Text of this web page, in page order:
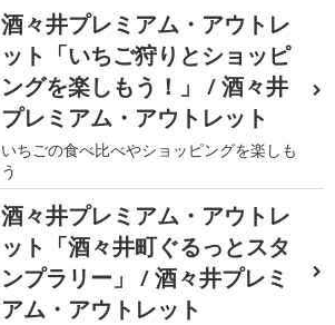
酒々井プレミアム・アウトレ
ット「いちご狩りとショッピ
ングを楽しもう！」 / 酒々井
プレミアム・アウトレット
いちごの食べ比べやショッピングを楽しも
う
酒々井プレミアム・アウトレ
ット「酒々井町ぐるっとスタ
ンプラリー」 / 酒々井プレミ
アム・アウトレット